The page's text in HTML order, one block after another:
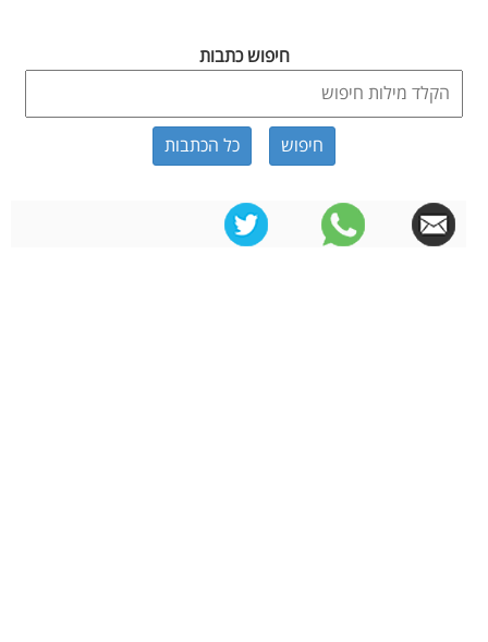
חיפוש כתבות
כל הכתבות